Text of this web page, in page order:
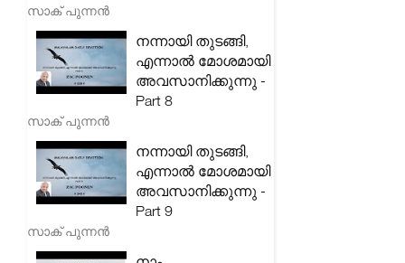
സാക് പുന്നൻ
നന്നായി തുടങ്ങി,
എന്നാൽ മോശമായി
അവസാനിക്കുന്നു -
Part 8
സാക് പുന്നൻ
നന്നായി തുടങ്ങി,
എന്നാൽ മോശമായി
അവസാനിക്കുന്നു -
Part 9
സാക് പുന്നൻ